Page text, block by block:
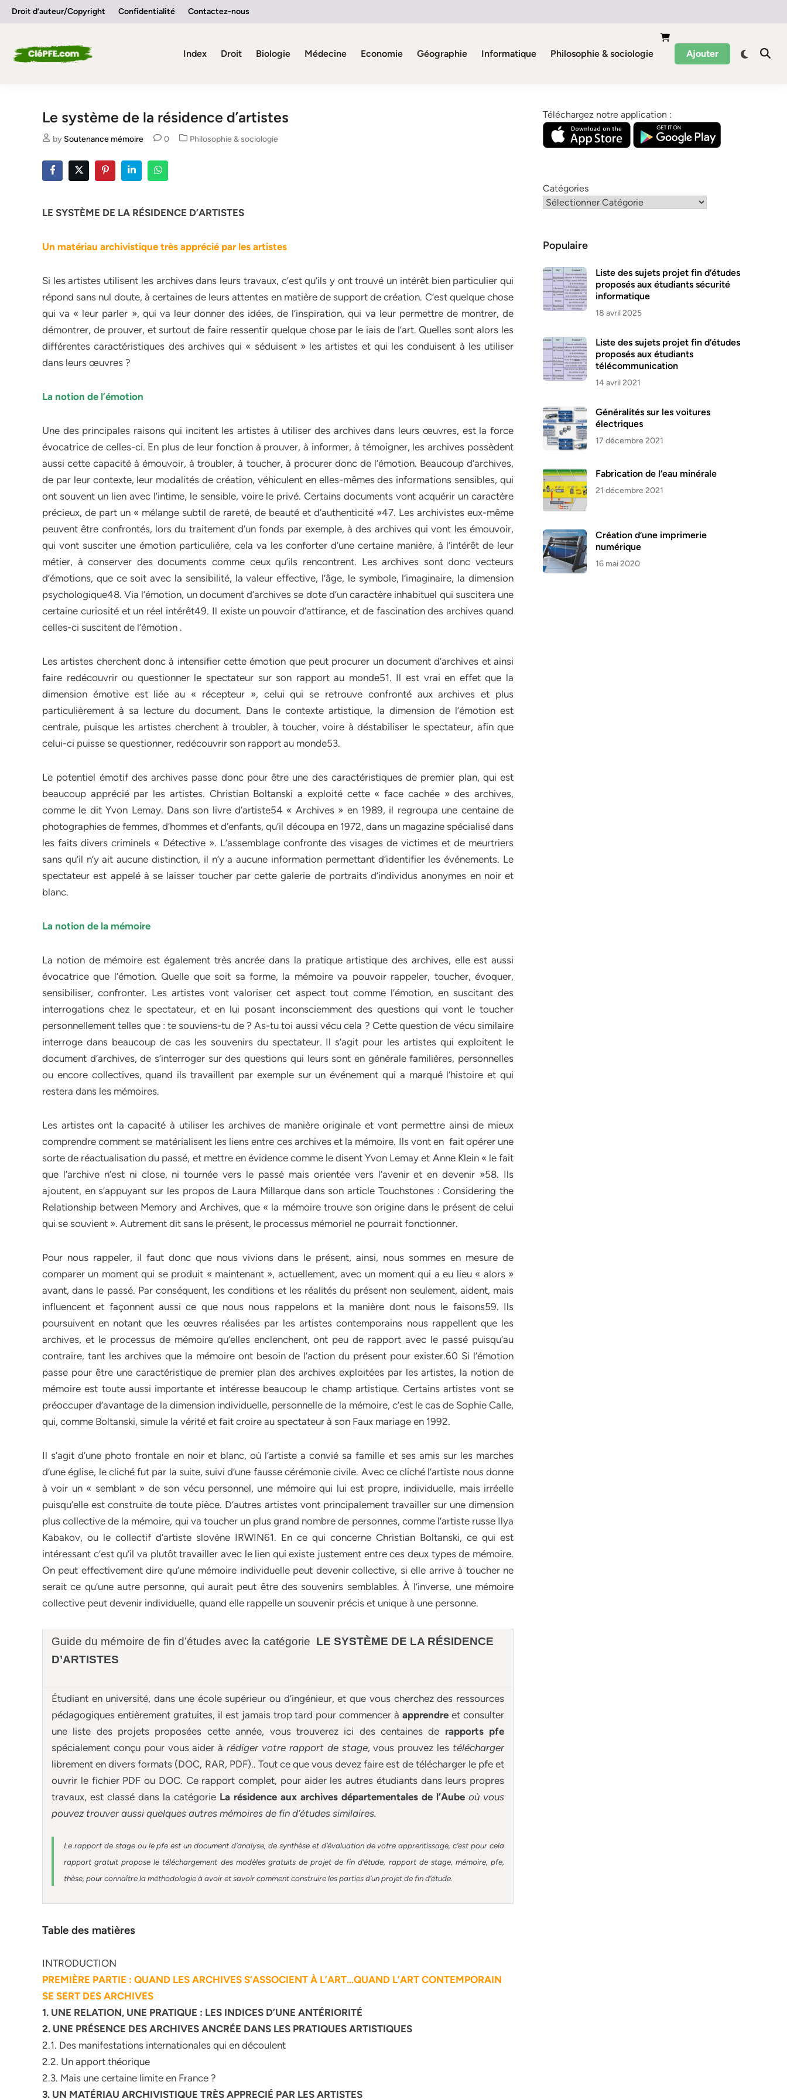
SkipDroit d’auteur/Copyright Confidentialité Contactez-nous
Index Droit Biologie Médecine Economie Géographie Informatique Philosophie & sociologie Ajouter
Le système de la résidence d’artistes
by Soutenance mémoire 0
Posted
Philosophie & sociologie
LE SYSTÈME DE LA RÉSIDENCE D’ARTISTES
Un matériau archivistique très apprécié par les artistes
Si les artistes utilisent les archives dans leurs travaux, c’est qu’ils y ont trouvé un intérêt bien particulier qui
répond sans nul doute, à certaines de leurs attentes en matière de support de création. C’est quelque chose
qui va « leur parler », qui va leur donner des idées, de l’inspiration, qui va leur permettre de montrer, de
démontrer, de prouver, et surtout de faire ressentir quelque chose par le iais de l’art. Quelles sont alors les
différentes caractéristiques des archives qui « séduisent » les artistes et qui les conduisent à les utiliser
dans leurs œuvres ?
La notion de l’émotion
Une des principales raisons qui incitent les artistes à utiliser des archives dans leurs œuvres, est la force
évocatrice de celles-ci. En plus de leur fonction à prouver, à informer, à témoigner, les archives possèdent
aussi cette capacité à émouvoir, à troubler, à toucher, à procurer donc de l’émotion. Beaucoup d’archives,
de par leur contexte, leur modalités de création, véhiculent en elles-mêmes des informations sensibles, qui
ont souvent un lien avec l’intime, le sensible, voire le privé. Certains documents vont acquérir un caractère
précieux, de part un « mélange subtil de rareté, de beauté et d’authenticité »47. Les archivistes eux-même
peuvent être confrontés, lors du traitement d’un fonds par exemple, à des archives qui vont les émouvoir,
qui vont susciter une émotion particulière, cela va les conforter d’une certaine manière, à l’intérêt de leur
métier, à conserver des documents comme ceux qu’ils rencontrent. Les archives sont donc vecteurs
d’émotions, que ce soit avec la sensibilité, la valeur effective, l’âge, le symbole, l’imaginaire, la dimension
psychologique48. Via l’émotion, un document d’archives se dote d’un caractère inhabituel qui suscitera une
certaine curiosité et un réel intérêt49. Il existe un pouvoir d’attirance, et de fascination des archives quand
celles-ci suscitent de l’émotion .
Les artistes cherchent donc à intensifier cette émotion que peut procurer un document d’archives et ainsi
faire redécouvrir ou questionner le spectateur sur son rapport au monde51. Il est vrai en effet que la
dimension émotive est liée au « récepteur », celui qui se retrouve confronté aux archives et plus
particulièrement à sa lecture du document. Dans le contexte artistique, la dimension de l’émotion est
centrale, puisque les artistes cherchent à troubler, à toucher, voire à déstabiliser le spectateur, afin que
celui-ci puisse se questionner, redécouvrir son rapport au monde53.
Le potentiel émotif des archives passe donc pour être une des caractéristiques de premier plan, qui est
beaucoup apprécié par les artistes. Christian Boltanski a exploité cette « face cachée » des archives,
comme le dit Yvon Lemay. Dans son livre d’artiste54 « Archives » en 1989, il regroupa une centaine de
photographies de femmes, d’hommes et d’enfants, qu’il découpa en 1972, dans un magazine spécialisé dans
les faits divers criminels « Détective ». L’assemblage confronte des visages de victimes et de meurtriers
sans qu’il n’y ait aucune distinction, il n’y a aucune information permettant d’identifier les événements. Le
spectateur est appelé à se laisser toucher par cette galerie de portraits d’individus anonymes en noir et
blanc.
La notion de la mémoire
La notion de mémoire est également très ancrée dans la pratique artistique des archives, elle est aussi
évocatrice que l’émotion. Quelle que soit sa forme, la mémoire va pouvoir rappeler, toucher, évoquer,
sensibiliser, confronter. Les artistes vont valoriser cet aspect tout comme l’émotion, en suscitant des
interrogations chez le spectateur, et en lui posant inconsciemment des questions qui vont le toucher
personnellement telles que : te souviens-tu de ? As-tu toi aussi vécu cela ? Cette question de vécu similaire
interroge dans beaucoup de cas les souvenirs du spectateur. Il s’agit pour les artistes qui exploitent le
document d’archives, de s’interroger sur des questions qui leurs sont en générale familières, personnelles
ou encore collectives, quand ils travaillent par exemple sur un événement qui a marqué l’histoire et qui
restera dans les mémoires.
Les artistes ont la capacité à utiliser les archives de manière originale et vont permettre ainsi de mieux
comprendre comment se matérialisent les liens entre ces archives et la mémoire. Ils vont en fait opérer une
sorte de réactualisation du passé, et mettre en évidence comme le disent Yvon Lemay et Anne Klein « le fait
que l’archive n’est ni close, ni tournée vers le passé mais orientée vers l’avenir et en devenir »58. Ils
ajoutent, en s’appuyant sur les propos de Laura Millarque dans son article Touchstones : Considering the
Relationship between Memory and Archives, que « la mémoire trouve son origine dans le présent de celui
qui se souvient ». Autrement dit sans le présent, le processus mémoriel ne pourrait fonctionner.
Pour nous rappeler, il faut donc que nous vivions dans le présent, ainsi, nous sommes en mesure de
comparer un moment qui se produit « maintenant », actuellement, avec un moment qui a eu lieu « alors »
avant, dans le passé. Par conséquent, les conditions et les réalités du présent non seulement, aident, mais
influencent et façonnent aussi ce que nous nous rappelons et la manière dont nous le faisons59. Ils
poursuivent en notant que les œuvres réalisées par les artistes contemporains nous rappellent que les
archives, et le processus de mémoire qu’elles enclenchent, ont peu de rapport avec le passé puisqu’au
contraire, tant les archives que la mémoire ont besoin de l’action du présent pour exister.60 Si l’émotion
passe pour être une caractéristique de premier plan des archives exploitées par les artistes, la notion de
mémoire est toute aussi importante et intéresse beaucoup le champ artistique. Certains artistes vont se
préoccuper d’avantage de la dimension individuelle, personnelle de la mémoire, c’est le cas de Sophie Calle,
qui, comme Boltanski, simule la vérité et fait croire au spectateur à son Faux mariage en 1992.
Il s’agit d’une photo frontale en noir et blanc, où l’artiste a convié sa famille et ses amis sur les marches
d’une église, le cliché fut par la suite, suivi d’une fausse cérémonie civile. Avec ce cliché l’artiste nous donne
à voir un « semblant » de son vécu personnel, une mémoire qui lui est propre, individuelle, mais irréelle
puisqu’elle est construite de toute pièce. D’autres artistes vont principalement travailler sur une dimension
plus collective de la mémoire, qui va toucher un plus grand nombre de personnes, comme l’artiste russe Ilya
Kabakov, ou le collectif d’artiste slovène IRWIN61. En ce qui concerne Christian Boltanski, ce qui est
intéressant c’est qu’il va plutôt travailler avec le lien qui existe justement entre ces deux types de mémoire.
On peut effectivement dire qu’une mémoire individuelle peut devenir collective, si elle arrive à toucher ne
serait ce qu’une autre personne, qui aurait peut être des souvenirs semblables. À l’inverse, une mémoire
collective peut devenir individuelle, quand elle rappelle un souvenir précis et unique à une personne.
Guide du mémoire de fin d’études avec la catégorie LE SYSTÈME DE LA RÉSIDENCE
D’ARTISTES
Étudiant en université, dans une école supérieur ou d’ingénieur, et que vous cherchez des ressources
pédagogiques entièrement gratuites, il est jamais trop tard pour commencer àapprendre et consulter
une liste des projets proposées cette année, vous trouverez ici des centaines de rapports pfe
spécialement conçu pour vous aider àrédiger votre rapport de stage, vous prouvez les télécharger
librement en divers formats (DOC, RAR, PDF).. Tout ce que vous devez faire est de télécharger le pfe et
ouvrir le fichier PDF ou DOC. Ce rapport complet, pour aider les autres étudiants dans leurs propres
travaux, est classé dans la catégorie La résidence aux archives départementales de l’Aube où vous
pouvez trouver aussi quelques autres mémoires de fin d’études similaires.
Le rapport de stage ou le pfe est un document d’analyse, de synthèse et d’évaluation de votre apprentissage, c’est pour cela
rapport gratuitpropose le téléchargement des modèles gratuits de projet de fin d’étude, rapport de stage, mémoire, pfe,
thèse, pour connaître la méthodologie à avoir et savoir comment construire les parties d’un projet de fin d’étude
Table des matières
INTRODUCTION
PREMIÈRE PARTIE : QUAND LES ARCHIVES S’ASSOCIENT À L’ART…QUAND L’ART CONTEMPORAIN
SE SERT DES ARCHIVES
1. UNE RELATION, UNE PRATIQUE : LES INDICES D’UNE ANTÉRIORITÉ
2. UNE PRÉSENCE DES ARCHIVES ANCRÉE DANS LES PRATIQUES ARTISTIQUES
2.1. Des manifestations internationales qui en découlent
2.2. Un apport théorique
2.3. Mais une certaine limite en France ?
3. UN MATÉRIAU ARCHIVISTIQUE TRÈS APPRECIÉ PAR LES ARTISTES
Téléchargez notre application :
Catégories
Populaire
Liste des sujets projet fin d’études
proposés aux étudiants sécurité
informatique
18 avril 2025
Liste des sujets projet fin d’études
proposés aux étudiants
télécommunication
14 avril 2021
Généralités sur les voitures
électriques
17 décembre 2021
Fabrication de l’eau minérale
21 décembre 2021
Création d’une imprimerie
numérique
16 mai 2020